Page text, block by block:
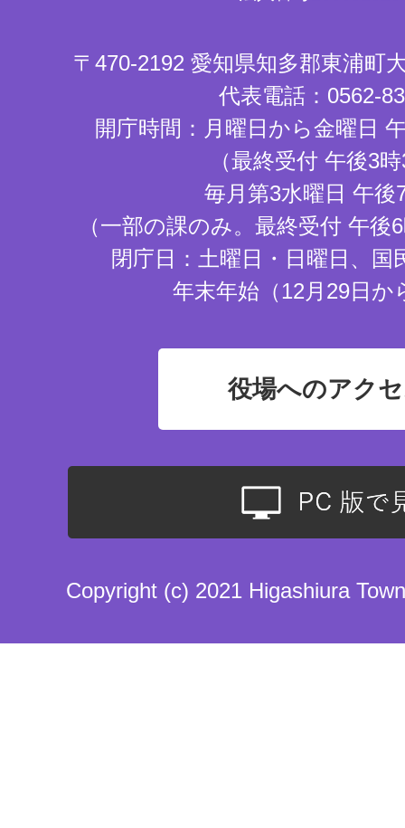
〒470-2192 愛知県知多郡東浦町
代表電話：0562-
開庁時間：月曜日から金曜日
（最終受付 午後3
毎月第3水曜日 午後
（一部の課のみ。最終受付 午
閉庁日：土曜日・日曜日、国
年末年始（12月29日か
役場へのアク
Copyright (c) 2021 Higashiura